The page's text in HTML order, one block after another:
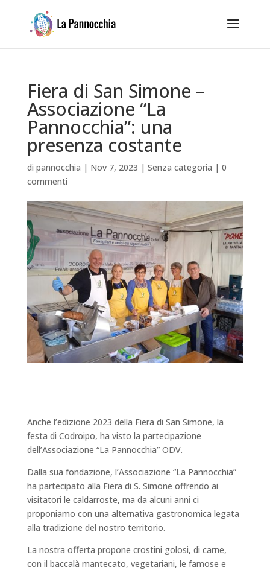
Fiera di San Simone –
Associazione “La
Pannocchia”: una
presenza costante
di pannocchia | Nov 7, 2023 | Senza categoria | 0
commenti
Anche l’edizione 2023 della Fiera di San Simone, la
festa di Codroipo, ha visto la partecipazione
dell’Associazione “La Pannocchia” ODV.
Dalla sua fondazione, l’Associazione “La Pannocchia”
ha partecipato alla Fiera di S. Simone offrendo ai
visitatori le caldarroste, ma da alcuni anni ci
proponiamo con una alternativa gastronomica legata
alla tradizione del nostro territorio.
La nostra offerta propone crostini golosi, di carne,
con il baccalà mantecato, vegetariani, le famose e